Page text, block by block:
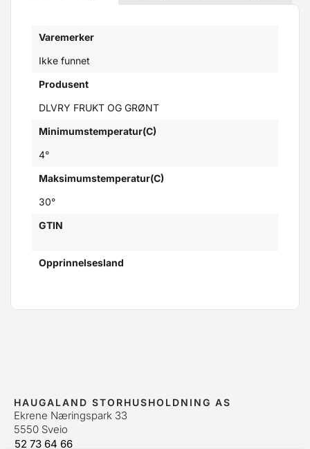
Varemerker
Ikke funnet
Produsent
DLVRY FRUKT OG GRØNT
Minimumstemperatur(C)
4°
Maksimumstemperatur(C)
30°
GTIN
Opprinnelsesland
HAUGALAND STORHUSHOLDNING AS
Ekrene Næringspark 33
5550 Sveio
52 73 64 66